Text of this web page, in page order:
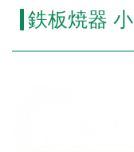
鉄板焼器 小